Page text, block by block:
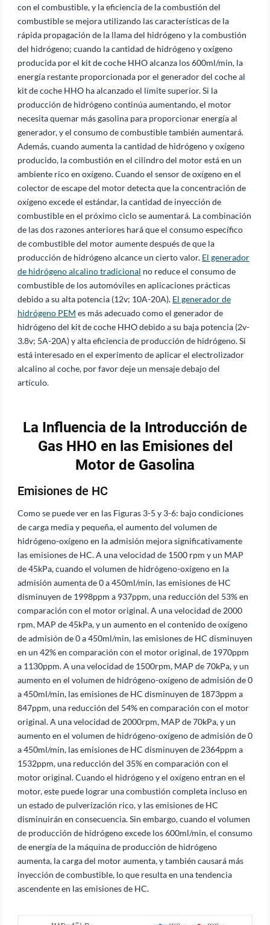
con el combustible, y la eficiencia de la combustión del
combustible se mejora utilizando las características de la
rápida propagación de la llama del hidrógeno y la combustión
del hidrógeno; cuando la cantidad de hidrógeno y oxígeno
producida por el kit de coche HHO alcanza los 600ml/min, la
energía restante proporcionada por el generador del coche al
kit de coche HHO ha alcanzado el límite superior. Si la
producción de hidrógeno continúa aumentando, el motor
necesita quemar más gasolina para proporcionar energía al
generador, y el consumo de combustible también aumentará.
Además, cuando aumenta la cantidad de hidrógeno y oxígeno
producido, la combustión en el cilindro del motor está en un
ambiente rico en oxígeno. Cuando el sensor de oxígeno en el
colector de escape del motor detecta que la concentración de
oxígeno excede el estándar, la cantidad de inyección de
combustible en el próximo ciclo se aumentará. La combinación
de las dos razones anteriores hará que el consumo específico
de combustible del motor aumente después de que la
producción de hidrógeno alcance un cierto valor. El generador
de hidrógeno alcalino tradicional no reduce el consumo de
combustible de los automóviles en aplicaciones prácticas
debido a su alta potencia (12v; 10A-20A). El generador de
hidrógeno PEM es más adecuado como el generador de
hidrógeno del kit de coche HHO debido a su baja potencia (2v-
3.8v; 5A-20A) y alta eficiencia de producción de hidrógeno. Si
está interesado en el experimento de aplicar el electrolizador
alcalino al coche, por favor deje un mensaje debajo del
artículo.
La Influencia de la Introducción de
Gas HHO en las Emisiones del
Motor de Gasolina
Emisiones de HC
Como se puede ver en las Figuras 3-5 y 3-6: bajo condiciones
de carga media y pequeña, el aumento del volumen de
hidrógeno-oxígeno en la admisión mejora significativamente
las emisiones de HC. A una velocidad de 1500 rpm y un MAP
de 45kPa, cuando el volumen de hidrógeno-oxígeno en la
admisión aumenta de 0 a 450ml/min, las emisiones de HC
disminuyen de 1998ppm a 937ppm, una reducción del 53% en
comparación con el motor original. A una velocidad de 2000
rpm, MAP de 45kPa, y un aumento en el contenido de oxígeno
de admisión de 0 a 450ml/min, las emisiones de HC disminuyen
en un 42% en comparación con el motor original, de 1970ppm
a 1130ppm. A una velocidad de 1500rpm, MAP de 70kPa, y un
aumento en el volumen de hidrógeno-oxígeno de admisión de 0
a 450ml/min, las emisiones de HC disminuyen de 1873ppm a
847ppm, una reducción del 54% en comparación con el motor
original. A una velocidad de 2000rpm, MAP de 70kPa, y un
aumento en el volumen de hidrógeno-oxígeno de admisión de 0
a 450ml/min, las emisiones de HC disminuyen de 2364ppm a
1532ppm, una reducción del 35% en comparación con el
motor original. Cuando el hidrógeno y el oxígeno entran en el
motor, este puede lograr una combustión completa incluso en
un estado de pulverización rico, y las emisiones de HC
disminuirán en consecuencia. Sin embargo, cuando el volumen
de producción de hidrógeno excede los 600ml/min, el consumo
de energía de la máquina de producción de hidrógeno
aumenta, la carga del motor aumenta, y también causará más
inyección de combustible, lo que resulta en una tendencia
ascendente en las emisiones de HC.